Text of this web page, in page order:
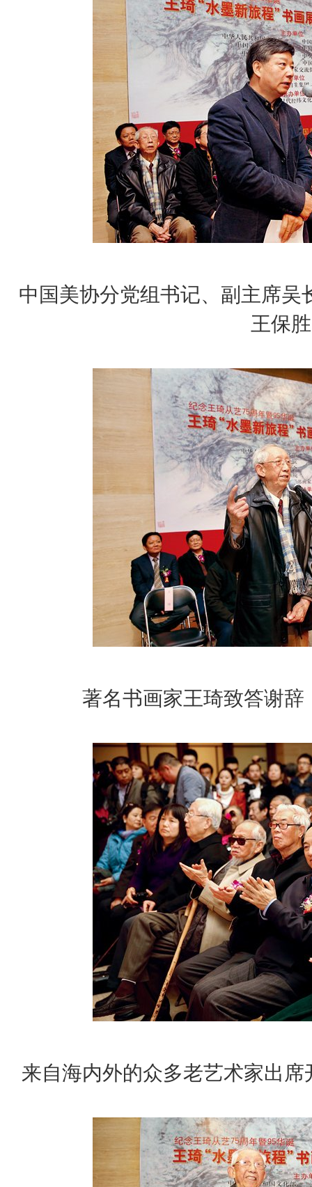
中国美协分党组书记、副主席吴
王保
著名书画家王琦致答谢辞
来自海内外的众多老艺术家出席